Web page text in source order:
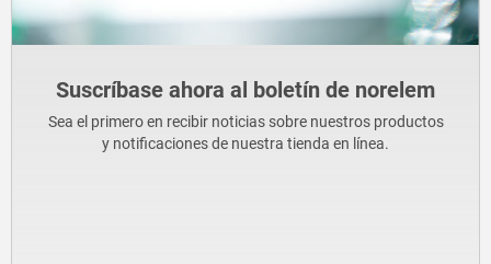
Suscríbase ahora al boletín de norelem
Sea el primero en recibir noticias sobre nuestros productos
y notificaciones de nuestra tienda en línea.